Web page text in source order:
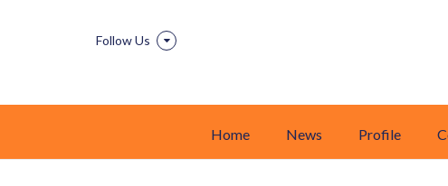
Follow Us
Home News Profile